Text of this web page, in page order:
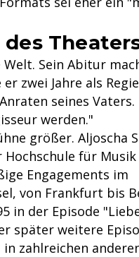
Sein Abitur
zwei Jahre als
seines Vaters.
werden."
größer. Aljoscha
Hochschule für
Engagements im
von Frankfurt bis
in der Episode
später weitere
in zahlreichen